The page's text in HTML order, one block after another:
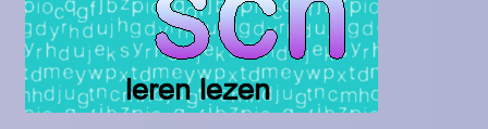
Homepagina
Mijn account